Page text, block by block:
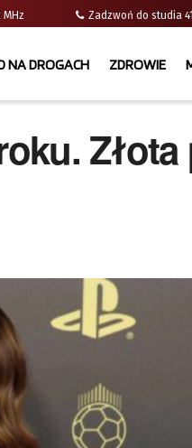
MHz Zadzwoń do
NA DROGACH ZDROWIE
Złota